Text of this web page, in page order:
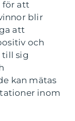
för att
blir
att
och
till sig
kan mätas
inom